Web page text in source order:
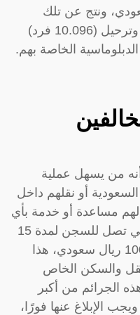
ونتج عن تلك
الحملات ضبط (17.869 مخالف) وترحيل (10.096 فرد)
من يسهل عملية
أو نقلهم داخل
لهم مساعدة أو خدمة بأي
شكل كان سيتعرض للعقوبات التي تصل للسجن لمدة 15
عام وغرامة مالية تصل لـ 1000000 ريال سعودي، هذا
والسكن الخاص
الجرائم من أكبر
الإبلاغ عنها فورًا،